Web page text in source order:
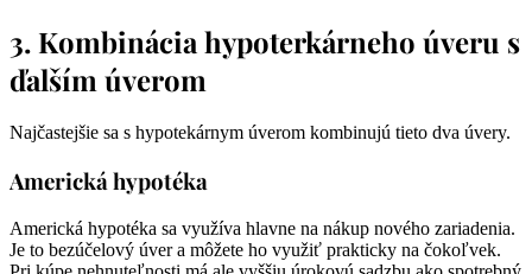
3. Kombinácia hypoterkárneho úveru s
ďalším úverom
Najčastejšie sa s hypotekárnym úverom kombinujú tieto dva úvery.
Americká hypotéka
Americká hypotéka sa využíva hlavne na nákup nového zariadenia.
Je to bezúčelový úver a môžete ho využiť prakticky na čokoľvek.